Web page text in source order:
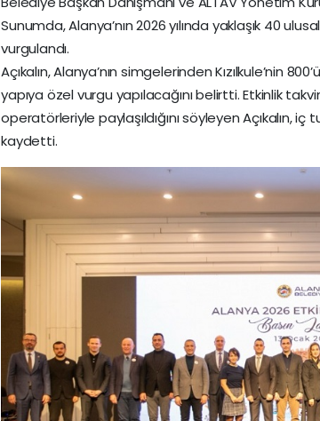
Sunumda, Alanya’nın 2026 yılında yaklaşık 40
vurgulandı.
Açıkalın, Alanya’nın simgelerinden Kızılkule’nin
yapıya özel vurgu yapılacağını belirtti. Etkinlik
operatörleriyle paylaşıldığını söyleyen Açıkalın, iç
kaydetti.